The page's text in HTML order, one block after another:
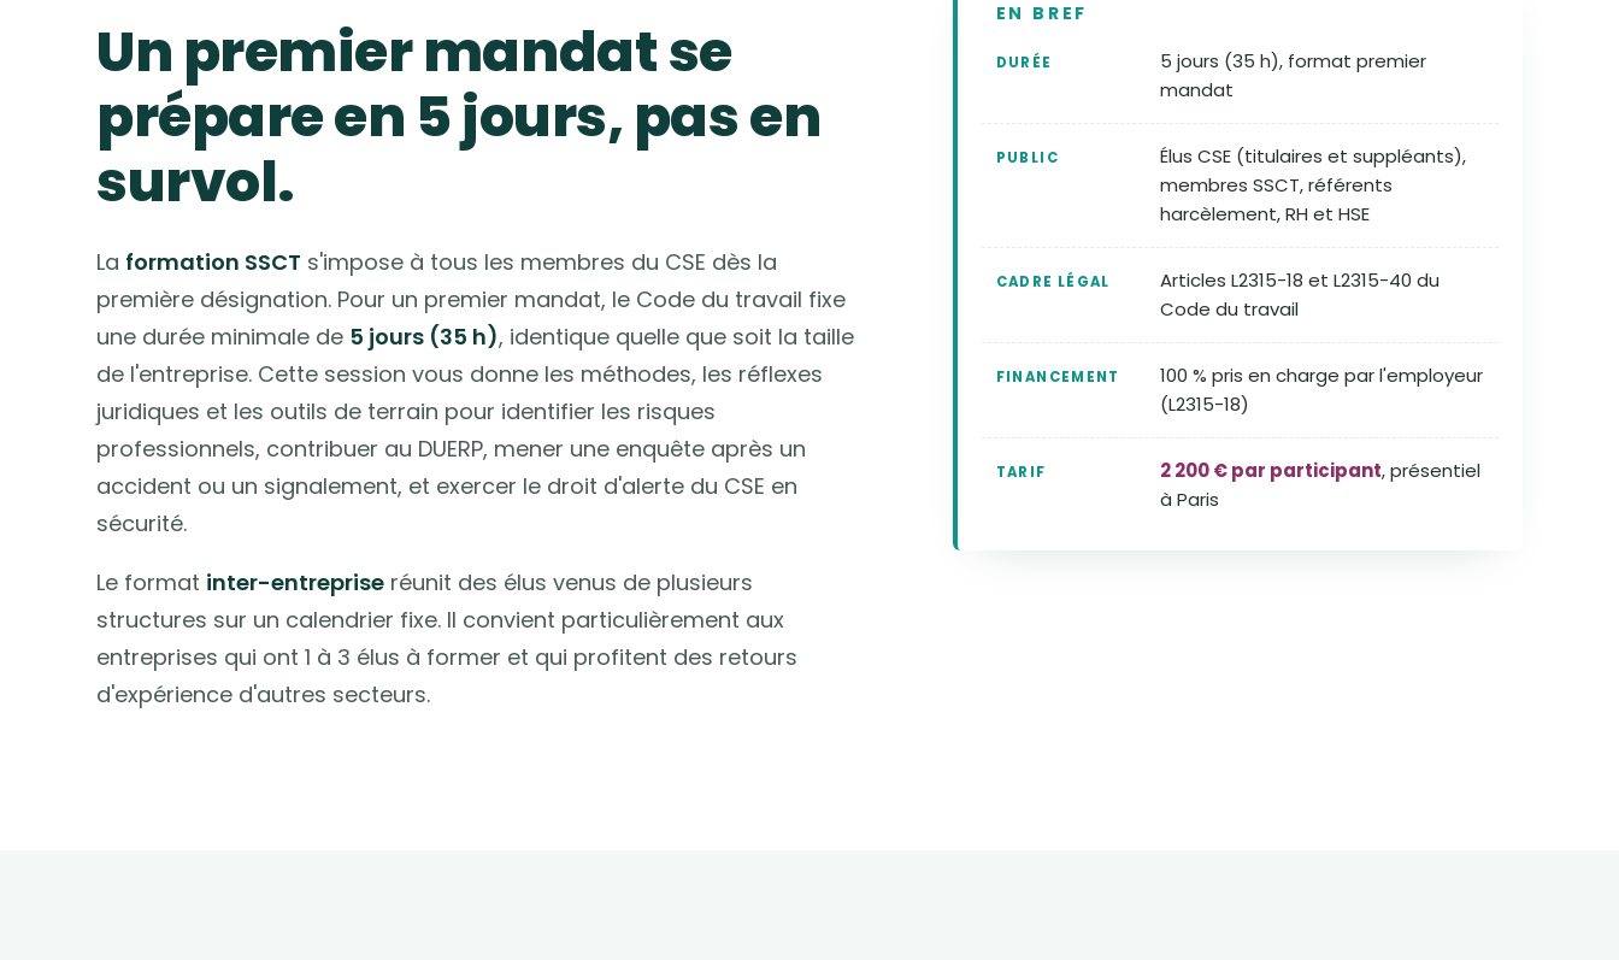
Un premier mandat se
prépare en 5 jours, pas en
survol.
La formation SSCT s'impose à tous les membres du CSE dès la
première désignation. Pour un premier mandat, le Code du travail fixe
une durée minimale de 5 jours (35 h), identique quelle que soit la taille
de l'entreprise. Cette session vous donne les méthodes, les réflexes
juridiques et les outils de terrain pour identifier les risques
professionnels, contribuer au DUERP, mener une enquête après un
accident ou un signalement, et exercer le droit d'alerte du CSE en
sécurité.
Le format inter-entreprise réunit des élus venus de plusieurs
structures sur un calendrier fixe. Il convient particulièrement aux
entreprises qui ont 1 à 3 élus à former et qui profitent des retours
d'expérience d'autres secteurs.
EN BREF
DURÉE
5 jours (35 h), format premier
mandat
PUBLIC
Élus CSE (titulaires et suppléants),
membres SSCT, référents
harcèlement, RH et HSE
CADRE LÉGAL
Articles L2315-18 et L2315-40 du
Code du travail
FINANCEMENT
100 % pris en charge par l'employeur
(L2315-18)
TARIF 2 200 € par participant, présentiel
à Paris